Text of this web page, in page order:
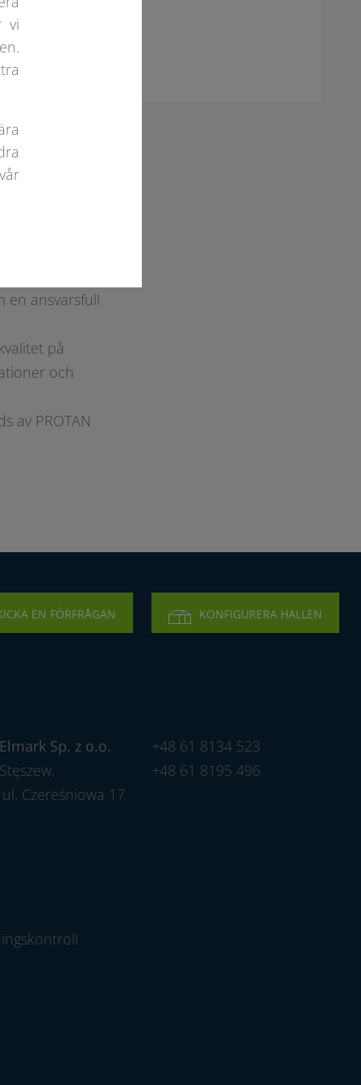
år 2007. Från
en ansvarsfull
på
och
av PROTAN
EN FÖRFRÅGAN KONFIGURERA HALLEN
Sp. z o.o.
Czereśniowa 17
+48 61 8134 523
+48 61 8195 496
vi